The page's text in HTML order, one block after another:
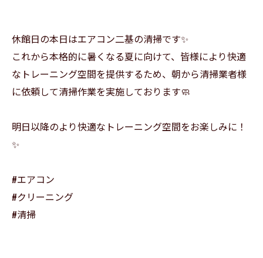
休館日の本日はエアコン二基の清掃です✨
これから本格的に暑くなる夏に向けて、皆様により快適
なトレーニング空間を提供するため、朝から清掃業者様
に依頼して清掃作業を実施しております🧼
明日以降のより快適なトレーニング空間をお楽しみに！
✨
#エアコン
#クリーニング
#清掃